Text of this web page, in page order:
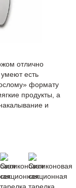
отлично
есть
формату
продукты, а
и